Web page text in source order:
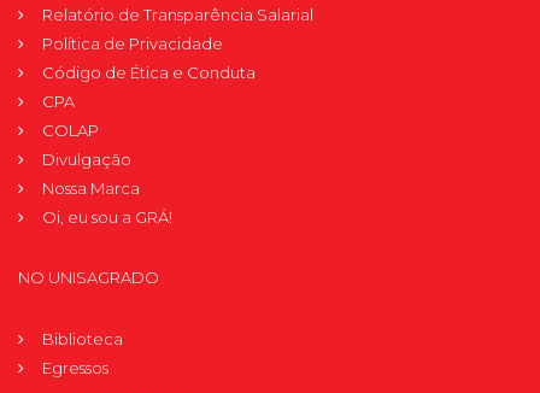
Relatório de Transparência Salarial
Política de Privacidade
Código de Ética e Conduta
CPA
COLAP
Divulgação
Nossa Marca
Oi, eu sou a GRÁ!
NO UNISAGRADO
Biblioteca
Egressos